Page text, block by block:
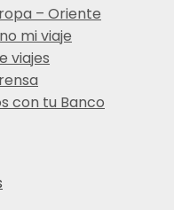
– Oriente
mi viaje
viajes
con tu Banco